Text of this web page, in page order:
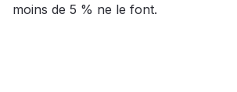
moins de 5 % ne le font.